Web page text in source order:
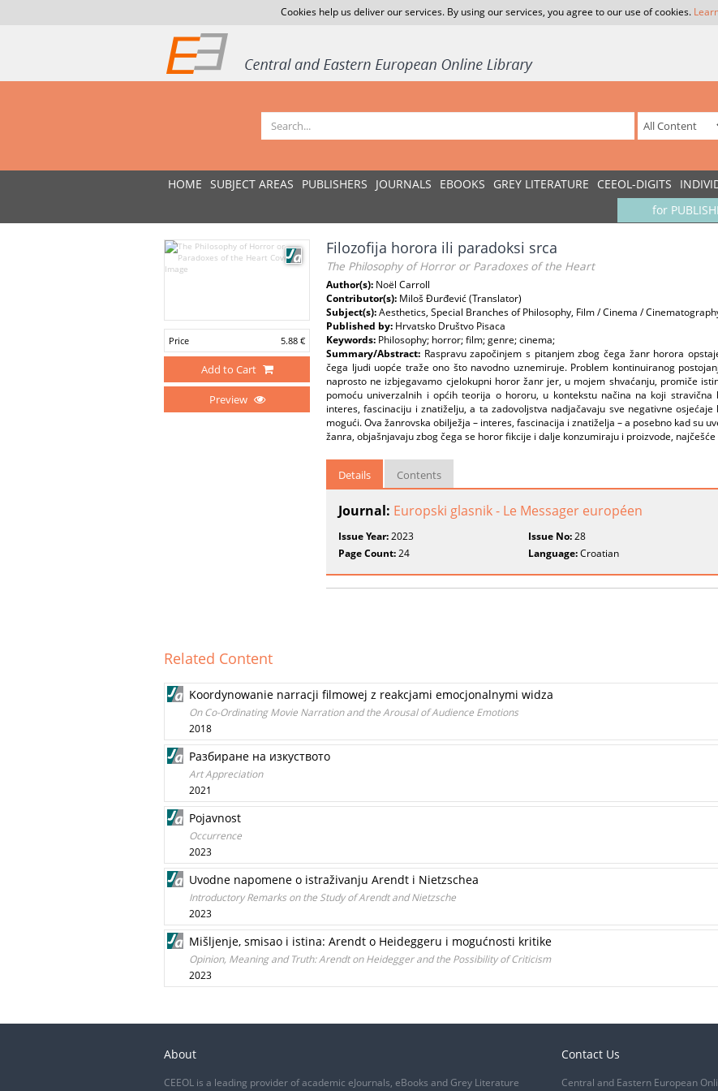
Cookies help us deliver our services. By using our services, you agree to our use of cookies.
HOME SUBJECT AREAS PUBLISHERS JOURNALS EBOOKS GREY LITERATURE CEEOL-DIGITS
for
Price 5.88 €
Add to Cart
Preview
Filozofija horora ili paradoksi srca
The Philosophy of Horror or Paradoxes of the Heart
Author(s): Noël Carroll
Contributor(s): Miloš Đurđević (Translator)
Subject(s):Aesthetics, Special Branches of Philosophy, Film / Cinema /
Published by: Hrvatsko Društvo Pisaca
Keywords: Philosophy; horror; film; genre; cinema;
Summary/Abstract: Raspravu započinjem s pitanjem zbog čega žanr horora
čega ljudi uopće traže ono što navodno uznemiruje. Problem kontinuiranog
naprosto ne izbjegavamo cjelokupni horor žanr jer, u mojem shvaćanju, promiče
pomoću univerzalnih i općih teorija o hororu, u kontekstu načina na koji
interes, fascinaciju i znatiželju, a ta zadovoljstva nadjačavaju sve negativne
mogući. Ova žanrovska obilježja – interes, fascinacija i znatiželja – a posebno kad su
žanra, objašnjavaju zbog čega se horor fikcije i dalje konzumiraju i proizvode, najčešće
Details Contents
Journal: Europski glasnik - Le Messager européen
Issue Year:2023 Issue No:28
Page Count:24 Language:Croatian
Related Content
Koordynowanie narracji filmowej z reakcjami emocjonalnymi widza
On Co-Ordinating Movie Narration and the Arousal of Audience Emotions
2018
Разбиране на изкуството
Art Appreciation
2021
Pojavnost
Occurrence
2023
Uvodne napomene o istraživanju Arendt i Nietzschea
Introductory Remarks on the Study of Arendt and Nietzsche
2023
Mišljenje, smisao i istina: Arendt o Heideggeru i mogućnosti kritike
Opinion, Meaning and Truth: Arendt on Heidegger and the Possibility of Criticism
2023
About
CEEOL is a leading provider of academic eJournals, eBooks and Grey Literature
Contact Us
Central and Eastern European